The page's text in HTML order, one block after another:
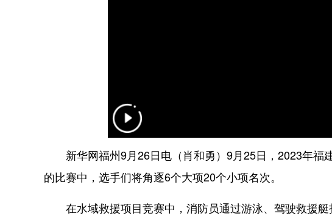
新华网福州9月26日电（肖和勇）9月25日，2023年福
的比赛中，选手们将角逐6个大项20个小项名次。
在水域救援项目竞赛中，消防员通过游泳、驾驶救援艇